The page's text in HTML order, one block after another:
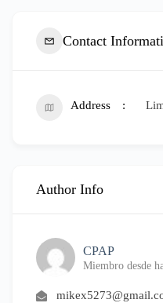
Contact
Address
Author Info
CPAP
Miembro desde